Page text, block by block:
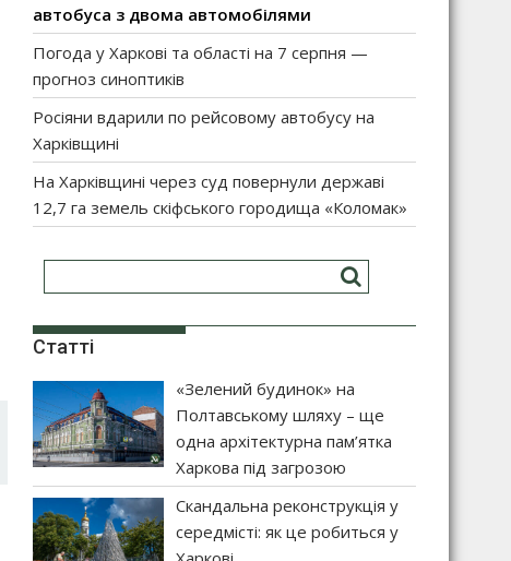
автобуса з двома автомобілями
Погода у Харкові та області на 7 серпня —
прогноз синоптиків
Росіяни вдарили по рейсовому автобусу на
Харківщині
На Харківщині через суд повернули державі
12,7 га земель скіфського городища «Коломак»
Статті
«Зелений будинок» на
Полтавському шляху – ще
одна архітектурна пам’ятка
Харкова під загрозою
Скандальна реконструкція у
середмісті: як це робиться у